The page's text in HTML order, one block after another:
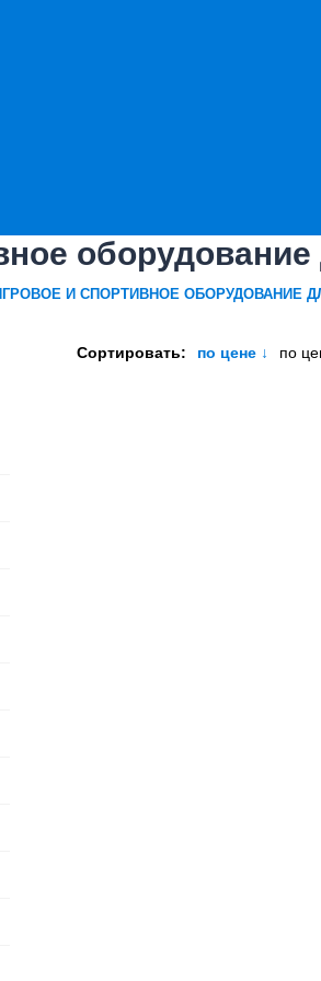
И СПОРТИВНОЕ ОБОРУДОВАНИЕ
Сортировать: по цене ↓ по